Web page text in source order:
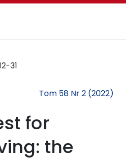
31
Tom 58 Nr 2 (2022)
for
the